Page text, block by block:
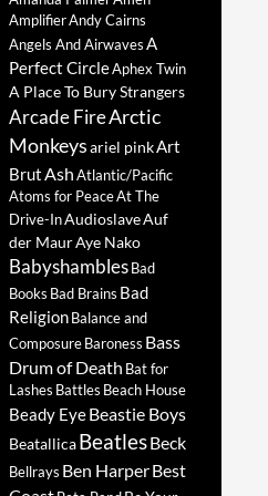
AmplifierAndy Cairns
Angels And AirwavesA
Perfect CircleAphex Twin
A Place To Bury Strangers
Arcade FireArctic
Monkeysariel pinkArt
BrutAshAtlantic/Pacific
Atoms for PeaceAt The
Drive-InAudioslaveAuf
der MaurAye Nako
BabyshamblesBad
Books Bad Brains Bad
ReligionBalance and
ComposureBaroness Bass
Drum of Death Bat for
Lashes Battles Beach House
Beady EyeBeastie Boys
BeatallicaBeatlesBeck
Bellrays Ben HarperBest